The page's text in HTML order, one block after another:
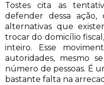
Tostes cita as
defender dessa
alternativas que
trocar do domicílio
inteiro. Esse
autoridades, mesmo
número de pessoas. É
bastante falta na